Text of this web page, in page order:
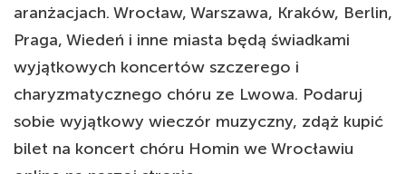
aranżacjach. Wrocław, Warszawa, Kraków, Berlin,
Praga, Wiedeń i inne miasta będą świadkami
wyjątkowych koncertów szczerego i
charyzmatycznego chóru ze Lwowa. Podaruj
sobie wyjątkowy wieczór muzyczny, zdąż kupić
bilet na koncert chóru Homin we Wrocławiu